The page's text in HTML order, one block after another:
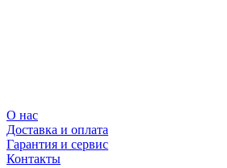
О нас
Доставка и оплата
Гарантия и сервис
Контакты